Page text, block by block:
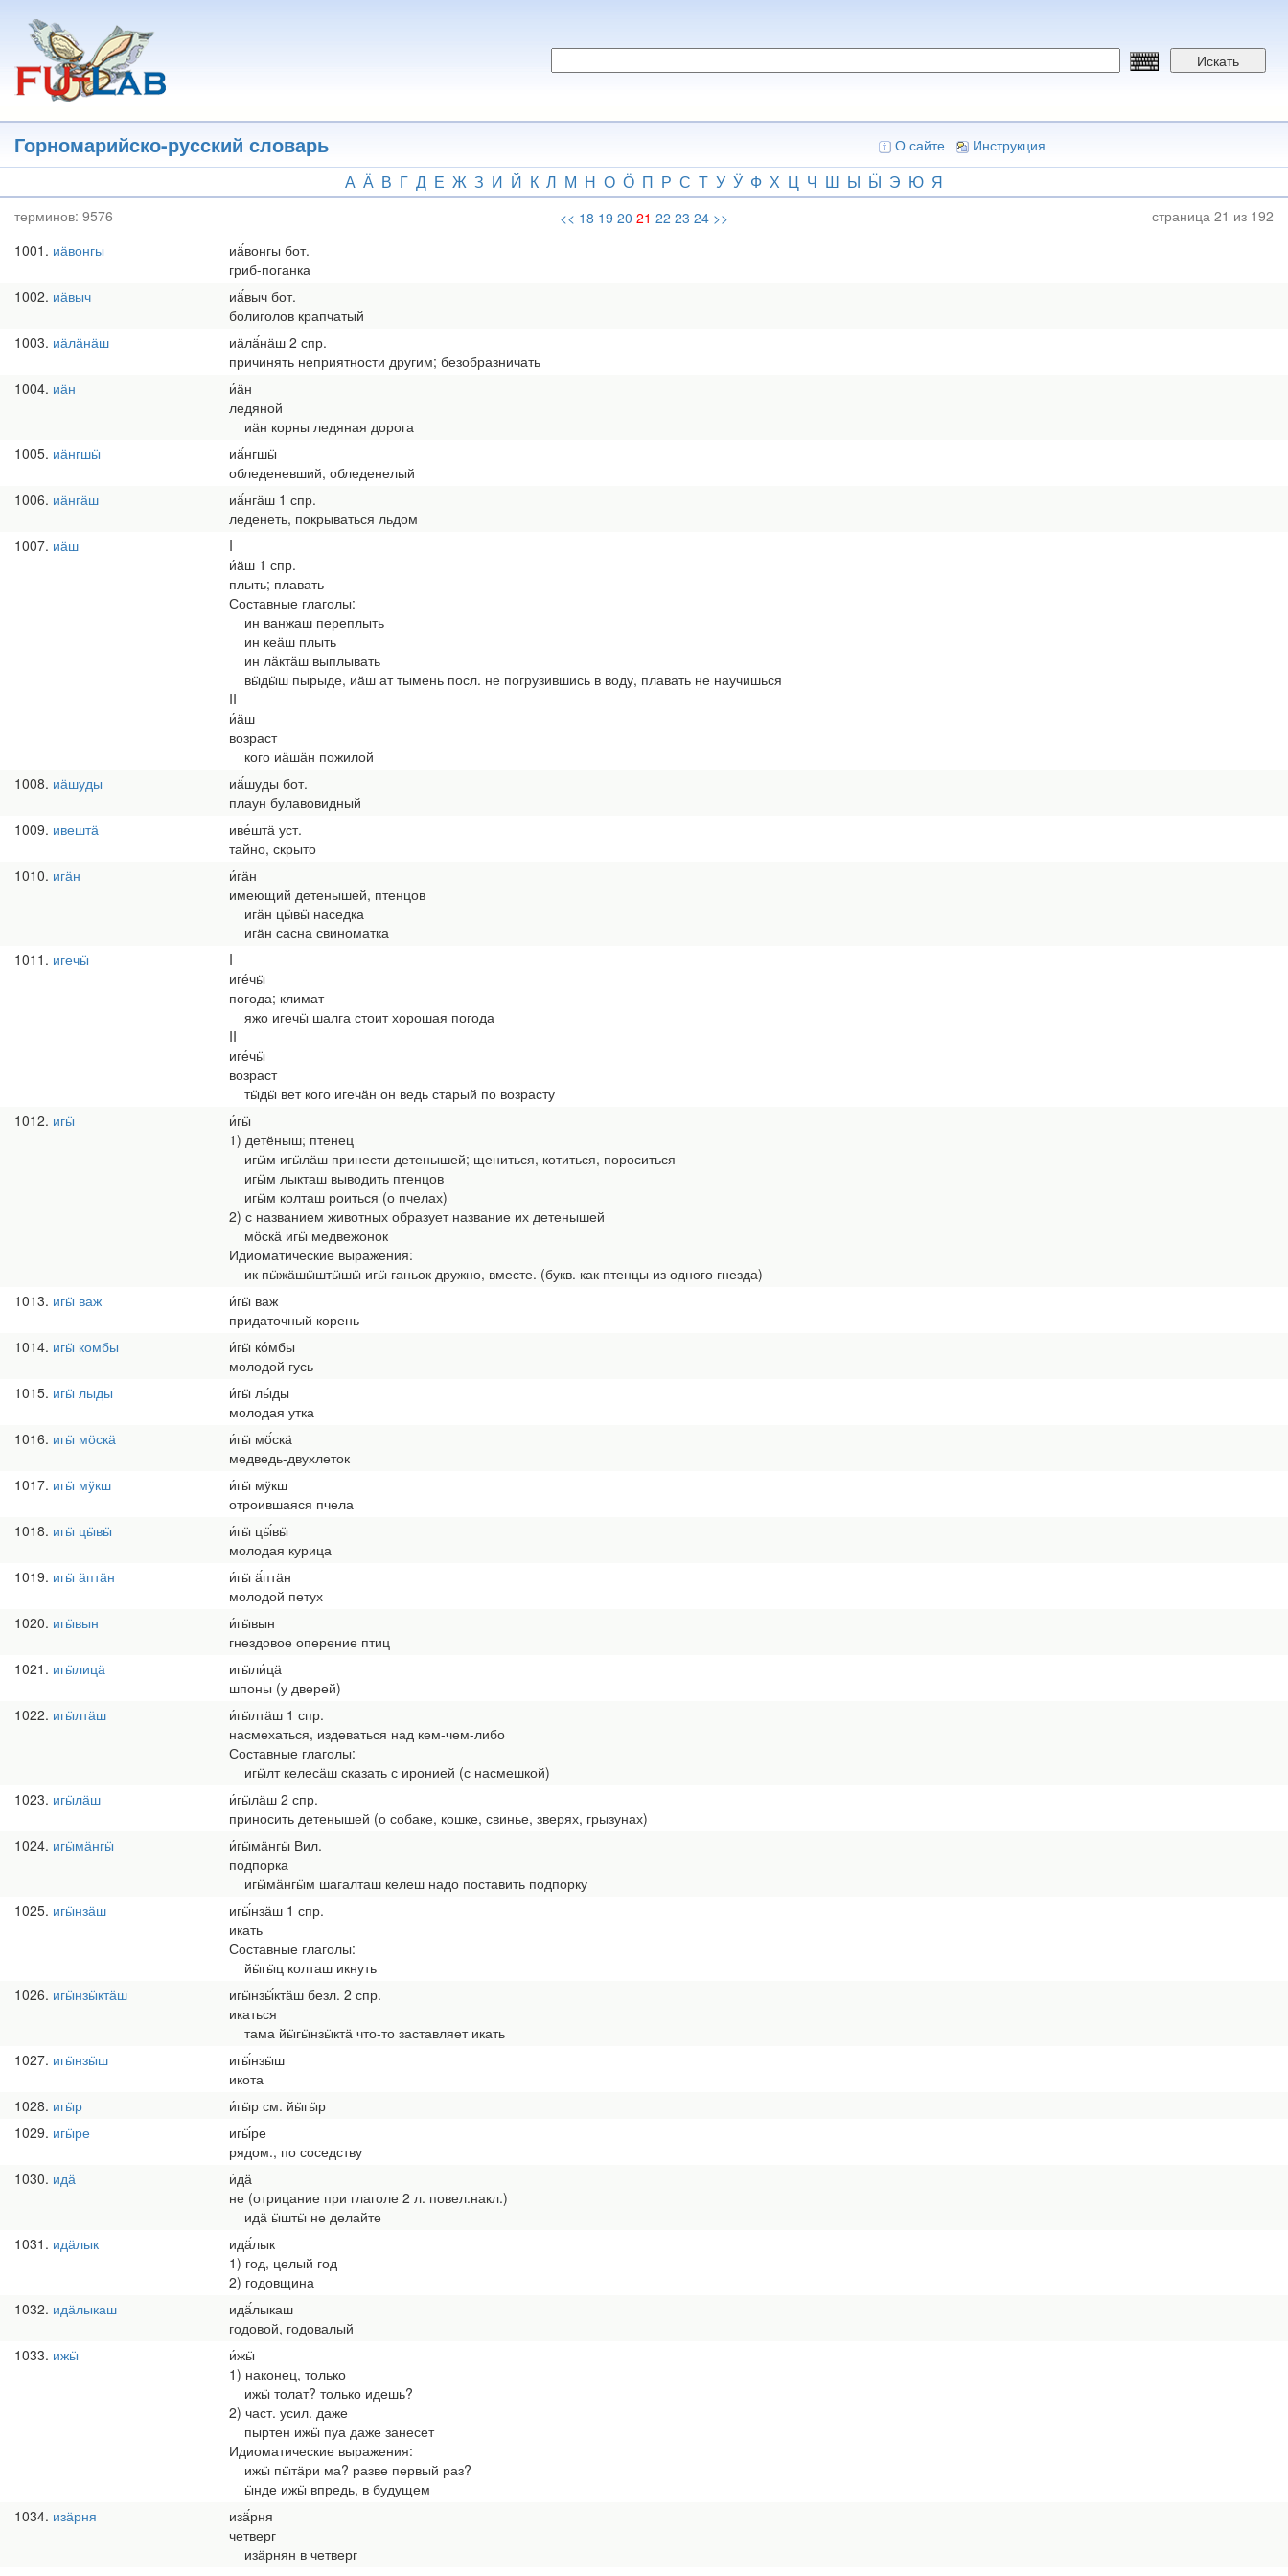
основному
содержанию
Искать
Горномарийско-русский словарь О сайте Инструкция
А Ӓ В Г Д Е Ж З И Й К Л М Н О Ӧ П Р С Т У Ӱ Ф Х Ц Ч Ш Ы Ӹ Э Ю Я
терминов: 9576 << 18 19 20 21 22 23 24 >>
страница 21 из 192
1001 иӓвонгы
иӓ́вонгы бот.
гриб-поганка
1002 иӓвыч
иӓ́выч бот.
болиголов крапчатый
1003 иӓлӓнӓш
иӓлӓ́нӓш 2 спр.
причинять неприятности другим; безобразничать
1004 иӓн
и́ӓн
ледяной
иӓн корны ледяная дорога
1005 иӓнгшӹ
иӓ́нгшӹ
обледеневший, обледенелый
1006 иӓнгӓш
иӓ́нгӓш 1 спр.
леденеть, покрываться льдом
1007 иӓш
I
и́ӓш 1 спр.
плыть; плавать
Составные глаголы:
ин ванжаш переплыть
ин кеӓш плыть
ин лӓктӓш выплывать
вӹдӹш пырыде, иӓш ат тымень посл. не погрузившись в воду, плавать не научишься
II
и́ӓш
возраст
кого иӓшӓн пожилой
1008 иӓшуды
иӓ́шуды бот.
плаун булавовидный
1009 ивештӓ
иве́штӓ уст.
тайно, скрыто
1010 игӓн
и́гӓн
имеющий детенышей, птенцов
игӓн цӹвӹ наседка
игӓн сасна свиноматка
1011 игечӹ
I
иге́чӹ
погода; климат
яжо игечӹ шалга стоит хорошая погода
II
иге́чӹ
возраст
тӹдӹ вет кого игечӓн он ведь старый по возрасту
1012 игӹ
и́гӹ
1) детёныш; птенец
игӹм игӹлӓш принести детенышей; щениться, котиться, пороситься
игӹм лыкташ выводить птенцов
игӹм колташ роиться (о пчелах)
2) с названием животных образует название их детенышей
мӧскӓ игӹ медвежонок
Идиоматические выражения:
ик пӹжӓшӹштӹшӹ игӹ ганьок дружно, вместе. (букв. как птенцы из одного гнезда)
1013 игӹ важ
и́гӹ важ
придаточный корень
1014 игӹ комбы
и́гӹ ко́мбы
молодой гусь
1015 игӹ лыды
и́гӹ лы́ды
молодая утка
1016 игӹ мӧскӓ
и́гӹ мӧ́скӓ
медведь-двухлеток
1017 игӹ мӱкш
и́гӹ мӱкш
отроившаяся пчела
1018 игӹ цӹвӹ
и́гӹ цӹ́вӹ
молодая курица
1019 игӹ ӓптӓн
и́гӹ ӓ́птӓн
молодой петух
1020 игӹвын
и́гӹвын
гнездовое оперение птиц
1021 игӹлицӓ
игӹли́цӓ
шпоны (у дверей)
1022 игӹлтӓш
и́гӹлтӓш 1 спр.
насмехаться, издеваться над кем-чем-либо
Составные глаголы:
игӹлт келесӓш сказать с иронией (с насмешкой)
1023 игӹлӓш
и́гӹлӓш 2 спр.
приносить детенышей (о собаке, кошке, свинье, зверях, грызунах)
1024 игӹмӓнгӹ
и́гӹмӓнгӹ Вил.
подпорка
игӹмӓнгӹм шагалташ келеш надо поставить подпорку
1025 игӹнзӓш
игӹ́нзӓш 1 спр.
икать
Составные глаголы:
йӹгӹц колташ икнуть
1026 игӹнзӹктӓш
игӹнзӹ́ктӓш безл. 2 спр.
икаться
тама йӹгӹнзӹктӓ что-то заставляет икать
1027 игӹнзӹш
игӹ́нзӹш
икота
1028 игӹр
и́гӹр см. йӹгӹр
1029 игӹре
игӹ́ре
рядом., по соседству
1030 идӓ
и́дӓ
не (отрицание при глаголе 2 л. повел.накл.)
идӓ ӹштӹ не делайте
1031 идӓлык
идӓ́лык
1) год, целый год
2) годовщина
1032 идӓлыкаш
идӓ́лыкаш
годовой, годовалый
1033 ижӹ
и́жӹ
1) наконец, только
ижӹ толат? только идешь?
2) част. усил. даже
пыртен ижӹ пуа даже занесет
Идиоматические выражения:
ижӹ пӹтӓри ма? разве первый раз?
ӹнде ижӹ впредь, в будущем
1034 изӓрня
изӓ́рня
четверг
изӓрнян в четверг